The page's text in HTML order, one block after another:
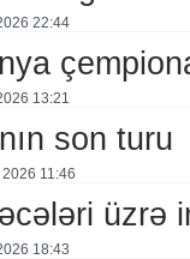
22:44
13:21
son turu
11:46
üzrə
18:43